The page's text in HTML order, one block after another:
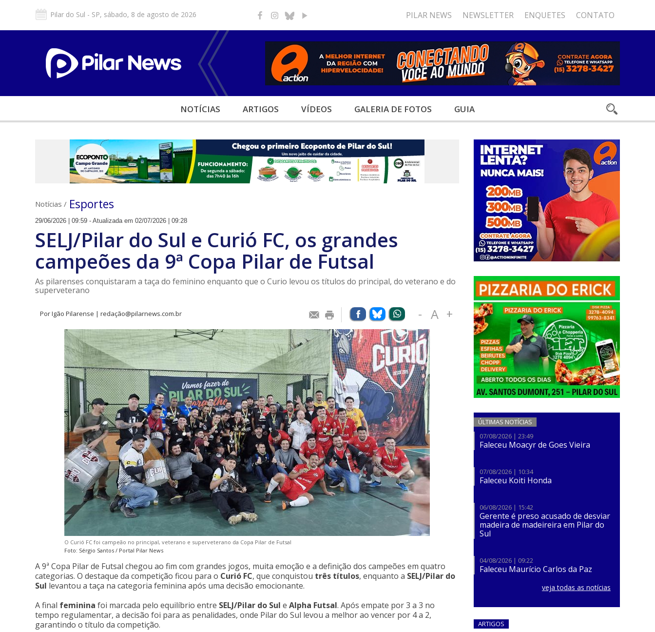
Pilar do Sul - SP, sábado, 8 de agosto de 2026 PILAR NEWS NEWSLETTER ENQUETES CONTATO
NOTÍCIAS ARTIGOS VÍDEOS GALERIA DE FOTOS GUIA
Notícias / Esportes
29/06/2026 | 09:59 - Atualizada em 02/07/2026 | 09:28
SELJ/Pilar do Sul e Curió FC, os grandes
campeões da 9ª Copa Pilar de Futsal
As pilarenses conquistaram a taça do feminino enquanto que o Curio levou os títulos do principal, do veterano e do
superveterano
Por Igão Pilarense | redação@pilarnews.com.br - A +
O Curió FC foi campeão no principal, veterano e superveterano da Copa Pilar de Futsal
Foto: Sérgio Santos / Portal Pilar News
A 9ª Copa Pilar de Futsal chegou ao fim com grandes jogos, muita emoção e a definição dos campeões em quatro
categorias. O destaque da competição ficou para o Curió FC, que conquistou três títulos, enquanto a SELJ/Pilar do
Sul levantou a taça na categoria feminina após uma decisão emocionante.
A final feminina foi marcada pelo equilíbrio entre SELJ/Pilar do Sul e Alpha Futsal. Após empate por 3 a 3 no
tempo regulamentar, a decisão foi para as penalidades, onde Pilar do Sul levou a melhor ao vencer por 4 a 2,
garantindo o título da competição.
ÚLTIMAS NOTÍCIAS
07/08/2026 | 23:49
Faleceu Moacyr de Goes Vieira
07/08/2026 | 10:34
Faleceu Koiti Honda
06/08/2026 | 15:42
​Gerente é preso acusado de desviar
madeira de madeireira em Pilar do
Sul
04/08/2026 | 09:22
Faleceu Maurício Carlos da Paz
veja todas as notícias
ARTIGOS